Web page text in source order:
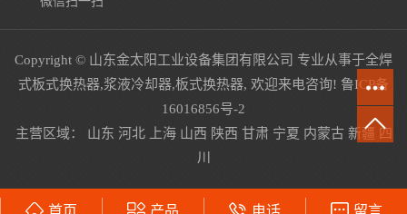
Copyright © 山东金太阳工业设备集团有限公司 专业从事于全焊
式板式换热器,浆液冷却器,板式换热器, 欢迎来电咨询! 鲁ICP备
16016856号-2
主营区域： 山东 河北 上海 山西 陕西 甘肃 宁夏 内蒙古 新疆 四
川
首页 产品 电话 留言